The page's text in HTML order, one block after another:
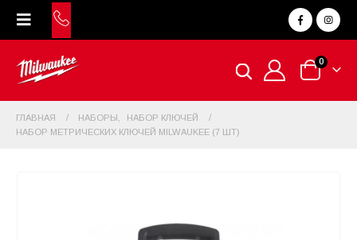
0
ГЛАВНАЯ НАБОРЫ
НАБОР КЛЮЧЕЙ
НАБОР МЕТРИЧЕСКИХ КЛЮЧЕЙ MILWAUKEE (7 ШТ)